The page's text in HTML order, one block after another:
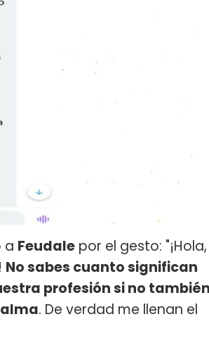
a Feudale por el gesto: "¡Hola,
No sabes cuanto significan
profesión si no
. De verdad me llenan el